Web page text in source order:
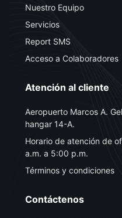
Nuestro Equipo
Servicios
Report SMS
Acceso a Colaboradores
Atención al cliente
Aeropuerto Marcos A.
hangar 14-A.
Horario de atención de
a.m. a 5:00 p.m.
Términos y condiciones
Contáctenos